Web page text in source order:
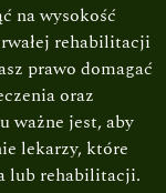
na wysokość
rehabilitacji
prawo domagać
oraz
ważne jest, aby
lekarzy, które
lub rehabilitacji.